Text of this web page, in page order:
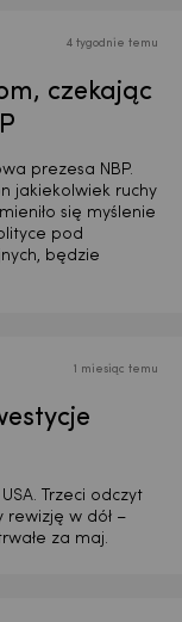
4 tygodnie temu
czekając
prezesa NBP.
jakiekolwiek ruchy
się myślenie
pod
będzie
1 miesiąc temu
Trzeci odczyt
rewizję w dół –
za maj.